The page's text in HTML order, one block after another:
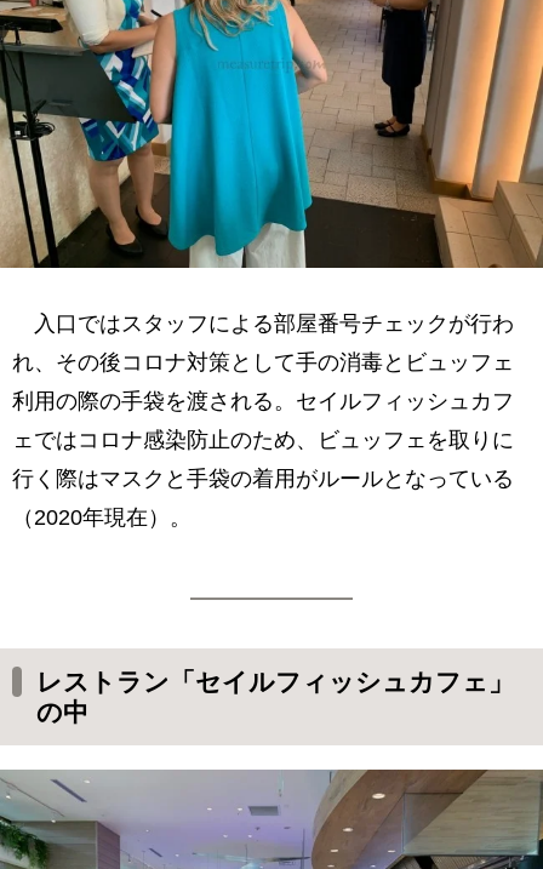
入口ではスタッフによる部屋番号チェックが行わ
れ、その後コロナ対策として手の消毒とビュッフェ
利用の際の手袋を渡される。セイルフィッシュカフ
ェではコロナ感染防止のため、ビュッフェを取りに
行く際はマスクと手袋の着用がルールとなっている
（2020年現在）。
レストラン「セイルフィッシュカフェ」
の中